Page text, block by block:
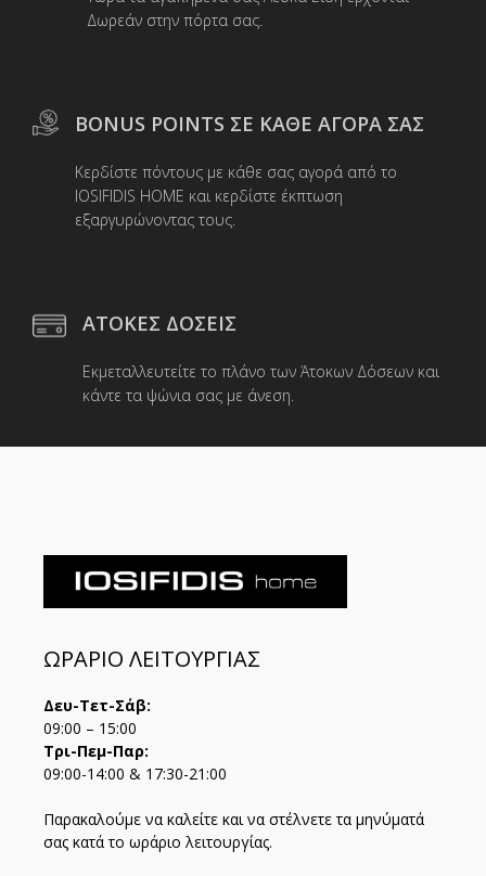
Δωρεάν στην πόρτα σας.
BONUS POINTS ΣΕ ΚΑΘΕ ΑΓΟΡΑ ΣΑΣ
Κερδίστε πόντους με κάθε σας αγορά από το
IOSIFIDIS HOME και κερδίστε έκπτωση
εξαργυρώνοντας τους.
ΑΤΟΚΕΣ ΔΟΣΕΙΣ
Εκμεταλλευτείτε το πλάνο των Άτοκων Δόσεων και
κάντε τα ψώνια σας με άνεση.
ΩΡΑΡΙΟ ΛΕΙΤΟΥΡΓΙΑΣ
Δευ-Τετ-Σάβ:
09:00 – 15:00
Τρι-Πεμ-Παρ:
09:00-14:00 & 17:30-21:00
Παρακαλούμε να καλείτε και να στέλνετε τα μηνύματά
σας κατά το ωράριο λειτουργίας.